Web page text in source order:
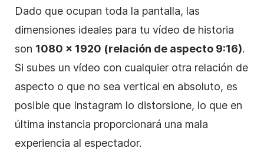
Dado que ocupan toda la pantalla, las
dimensiones ideales para tu vídeo de historia
son 1080 x 1920 (relación de aspecto 9:16).
Si subes un vídeo con cualquier otra relación de
aspecto o que no sea vertical en absoluto, es
posible que Instagram lo distorsione, lo que en
última instancia proporcionará una mala
experiencia al espectador.